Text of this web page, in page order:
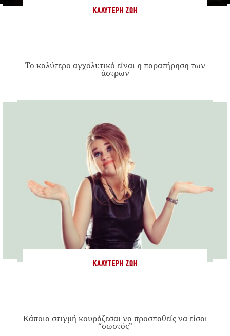
ΚΑΛΎΤΕΡΗ ΖΩΉ
Το καλύτερο αγχολυτικό είναι η παρατήρηση των
άστρων
ΚΑΛΎΤΕΡΗ ΖΩΉ
Κάποια στιγμή κουράζεσαι να προσπαθείς να είσαι
“σωστός”